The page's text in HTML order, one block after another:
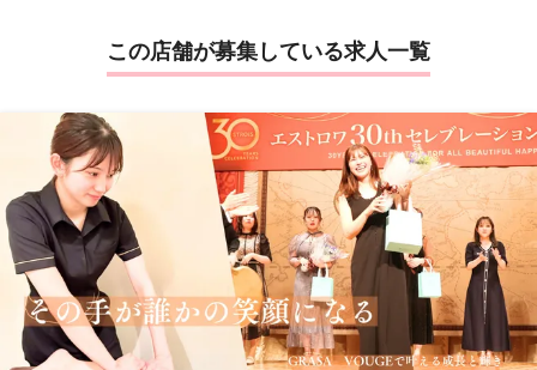
この店舗が募集している求人一覧